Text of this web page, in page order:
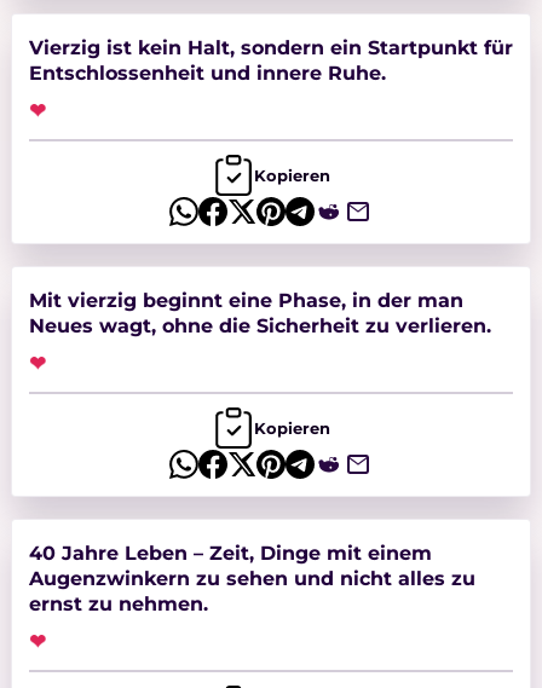
Vierzig ist kein Halt, sondern ein Startpunkt für
Entschlossenheit und innere Ruhe.
❤
Kopieren
Mit vierzig beginnt eine Phase, in der man
Neues wagt, ohne die Sicherheit zu verlieren.
❤
Kopieren
40 Jahre Leben – Zeit, Dinge mit einem
Augenzwinkern zu sehen und nicht alles zu
ernst zu nehmen.
❤